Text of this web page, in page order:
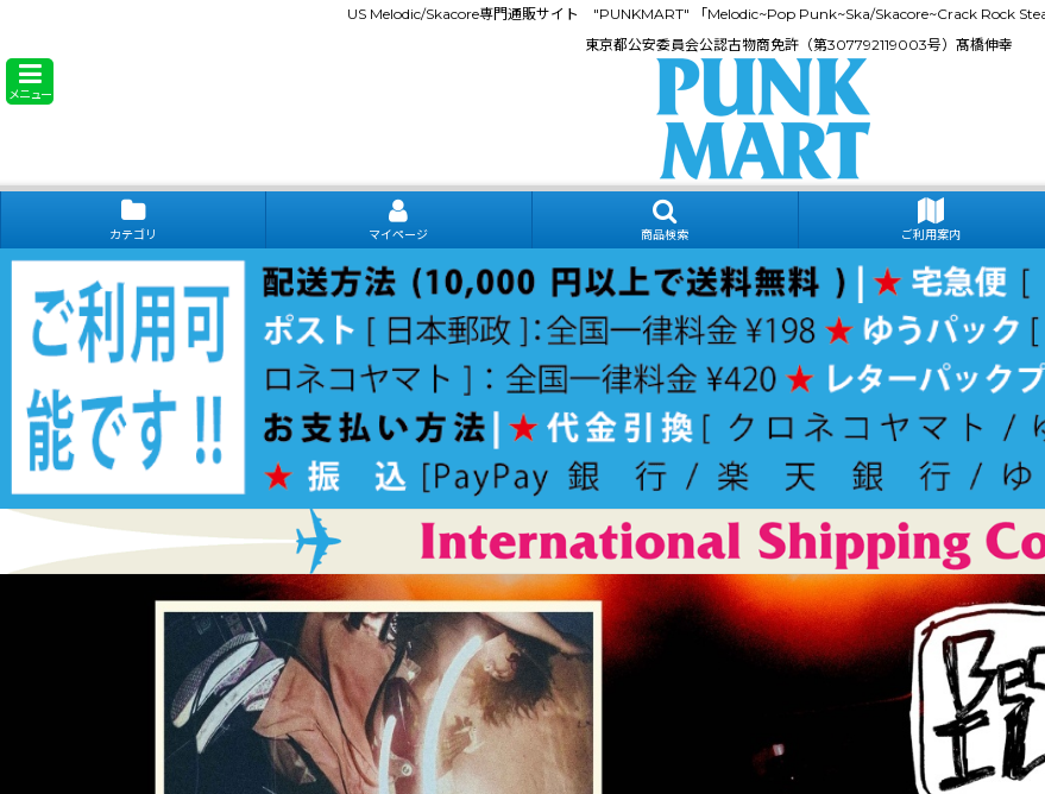
US Melodic/Skacore専門通販サイト "PUNKMART" 「Melodic~Pop Punk~Ska/Skacore~Crack Rock
東京都公安委員会公認古物商免許（第307792119003号）髙橋伸幸
メニュー
カテゴリ マイページ 商品検索 ご利用案内